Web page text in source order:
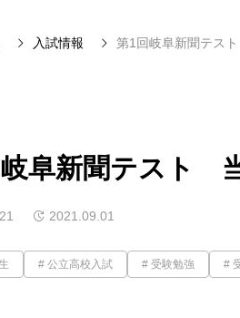
入試情報 第1回岐阜新聞テス
阜新聞テスト
2021.09.01
公立高校入試 受験勉強